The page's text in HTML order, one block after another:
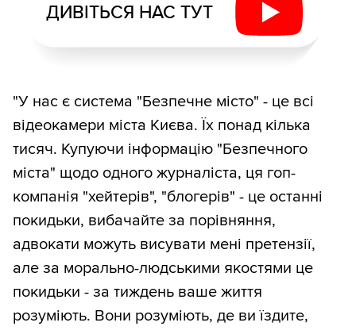
ДИВІТЬСЯ НАС ТУТ
"У нас є система "Безпечне місто" - це всі
відеокамери міста Києва. Їх понад кілька
тисяч. Купуючи інформацію "Безпечного
міста" щодо одного журналіста, ця гоп-
компанія "хейтерів", "блогерів" - це останні
покидьки, вибачайте за порівняння,
адвокати можуть висувати мені претензії,
але за морально-людськими якостями це
покидьки - за тиждень ваше життя
розуміють. Вони розуміють, де ви їздите,